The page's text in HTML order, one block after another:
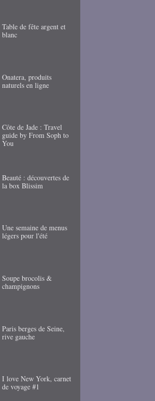
Table de fête argent et
blanc
Onatera, produits
naturels en ligne
Côte de Jade : Travel
guide by From Soph to
You
Beauté : découvertes de
la box Blissim
Une semaine de menus
légers pour l'été
Soupe brocolis &
champignons
Paris berges de Seine,
rive gauche
I love New York, carnet
de voyage #1